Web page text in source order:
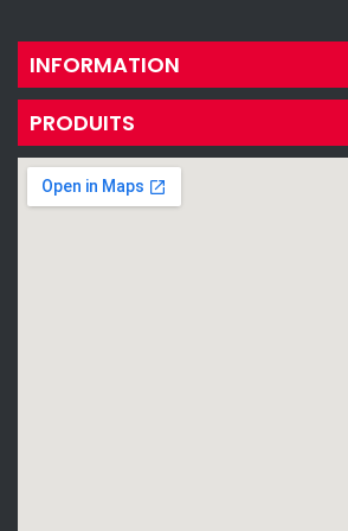
INFORMATION
PRODUITS